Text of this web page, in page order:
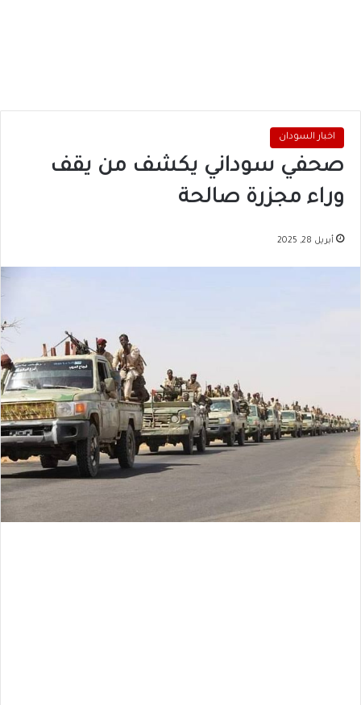
اخبار السودان
صحفي سوداني يكشف من يقف
وراء مجزرة صالحة
أبريل 28, 2025